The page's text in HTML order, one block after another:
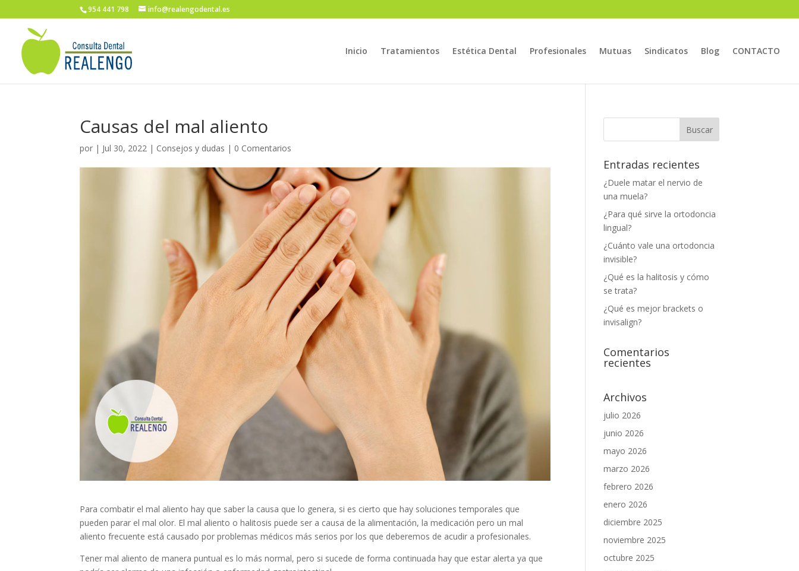
954 441 798 info@realengodental.es
Inicio Tratamientos Estética Dental Profesionales Mutuas Sindicatos Blog CONTACTO
Causas del mal aliento
por | Jul 30, 2022 | Consejos y dudas | 0 Comentarios
Para combatir el mal aliento hay que saber la causa que lo genera, si es cierto que hay soluciones temporales que
pueden parar el mal olor. El mal aliento o halitosis puede ser a causa de la alimentación, la medicación pero un mal
aliento frecuente está causado por problemas médicos más serios por los que deberemos de acudir a profesionales.
Tener mal aliento de manera puntual es lo más normal, pero si sucede de forma continuada hay que estar alerta ya que
Entradas recientes
¿Duele matar el nervio de
una muela​?
¿Para qué sirve la ortodoncia
lingual?
¿Cuánto vale una ortodoncia
invisible?
¿Qué es la halitosis y cómo
se trata?
¿Qué es mejor brackets o
invisalign?
Comentarios
recientes
Archivos
julio 2026
junio 2026
mayo 2026
marzo 2026
febrero 2026
enero 2026
diciembre 2025
noviembre 2025
octubre 2025